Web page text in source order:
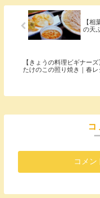
【
の天
【きょうの料理ビギナー
たけのこの照り焼き｜春レ
コ
コメン